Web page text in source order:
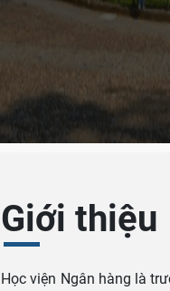
Giới thiệu
Học viện Ngân hàng là